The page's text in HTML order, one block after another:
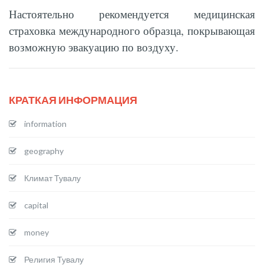
Настоятельно рекомендуется медицинская
страховка международного образца, покрывающая
возможную эвакуацию по воздуху.
КРАТКАЯ ИНФОРМАЦИЯ
information
geography
Климат Тувалу
capital
money
Религия Тувалу